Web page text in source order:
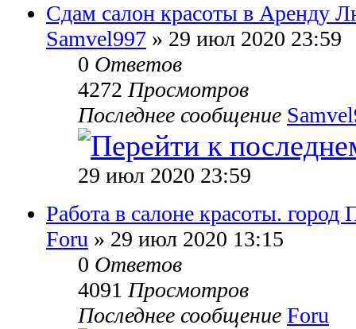
Сдам салон красоты в Аренду
Samvel997 » 29 июл 2020 23:59
0 Ответов
4272Просмотров
Последнее сообщение
29 июл 2020 23:59
Работа в салоне красоты. город
Foru » 29 июл 2020 13:15
0 Ответов
4091Просмотров
Последнее сообщение Foru